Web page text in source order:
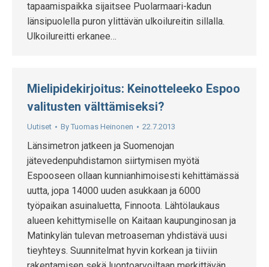
tapaamispaikka sijaitsee Puolarmaari-kadun
länsipuolella puron ylittävän ulkoilureitin sillalla.
Ulkoilureitti erkanee…
Mielipidekirjoitus: Keinotteleeko Espoo
valitusten välttämiseksi?
Uutiset By Tuomas Heinonen 22.7.2013
Länsimetron jatkeen ja Suomenojan
jätevedenpuhdistamon siirtymisen myötä
Espooseen ollaan kunnianhimoisesti kehittämässä
uutta, jopa 14000 uuden asukkaan ja 6000
työpaikan asuinaluetta, Finnoota. Lähtölaukaus
alueen kehittymiselle on Kaitaan kaupunginosan ja
Matinkylän tulevan metroaseman yhdistävä uusi
tieyhteys. Suunnitelmat hyvin korkean ja tiiviin